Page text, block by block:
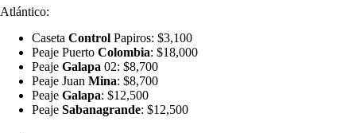
Atlántico:
Caseta Control Papiros: $3,100
Peaje Puerto Colombia: $18,000
Peaje Galapa 02: $8,700
Peaje Juan Mina: $8,700
Peaje Galapa: $12,500
Peaje Sabanagrande: $12,500